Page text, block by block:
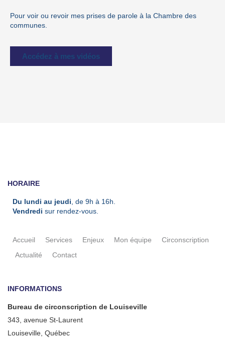
Pour voir ou revoir mes prises de parole à la Chambre des
communes.
Accédez à mes vidéos
INFORMATIONS
Bureau de circonscription de Louiseville
343, avenue St-Laurent
Louiseville, Québec
HORAIRE
Du lundi au jeudi , de 9h à 16h.
Vendredi sur rendez-vous.
Accueil Services Enjeux Mon équipe
Circonscription
Actualité
Contact